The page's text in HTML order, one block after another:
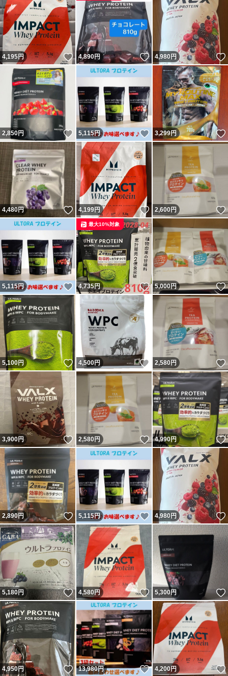
4,195円 いいね！
4,890円 いいね！
4,980円
2,850円 いいね！
5,115円 いいね！
3,299円
4,480円 いいね！
4,199円 いいね！
2,600円
5,115円 いいね！
4,735円 いいね！
最大10%対象
5,000円
5,100円 いいね！
4,500円 いいね！
2,580円
3,900円 いいね！
2,580円 いいね！
4,990円
2,890円 いいね！
5,115円 いいね！
4,980円
5,180円 いいね！
4,580円 いいね！
5,300円
4,950円 いいね！
13,980円 いいね！
4,200円